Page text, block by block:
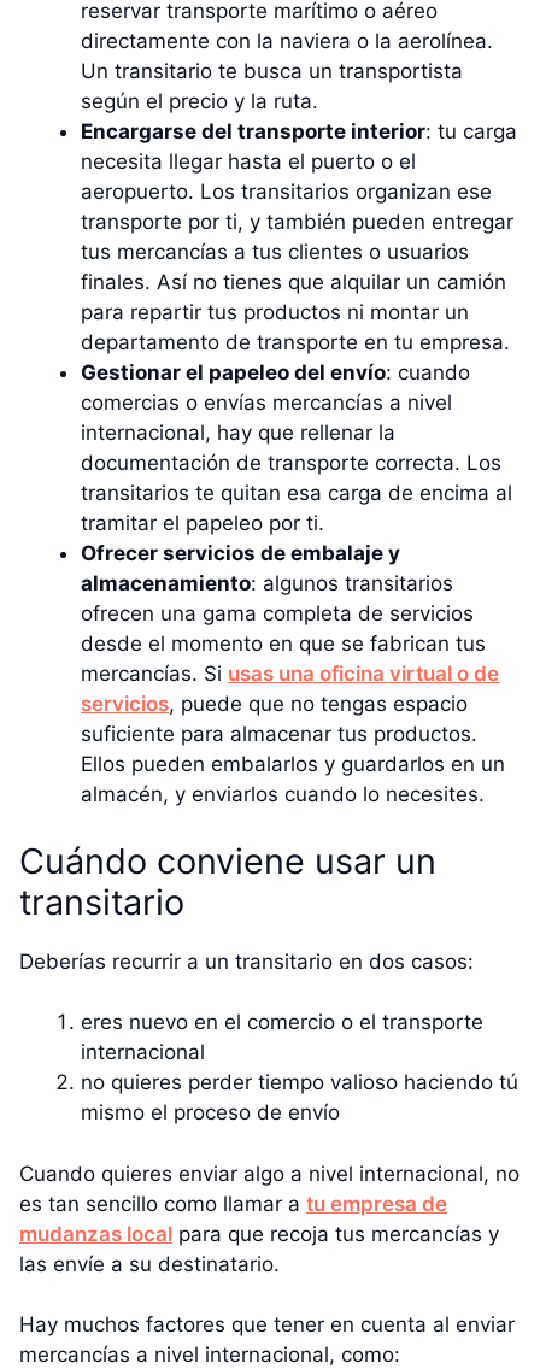
reservar transporte marítimo o aéreo
directamente con la naviera o la aerolínea.
Un transitario te busca un transportista
según el precio y la ruta.
Encargarse del transporte interior: tu carga
necesita llegar hasta el puerto o el
aeropuerto. Los transitarios organizan ese
transporte por ti, y también pueden entregar
tus mercancías a tus clientes o usuarios
finales. Así no tienes que alquilar un camión
para repartir tus productos ni montar un
departamento de transporte en tu empresa.
Gestionar el papeleo del envío: cuando
comercias o envías mercancías a nivel
internacional, hay que rellenar la
documentación de transporte correcta. Los
transitarios te quitan esa carga de encima al
tramitar el papeleo por ti.
Ofrecer servicios de embalaje y
almacenamiento: algunos transitarios
ofrecen una gama completa de servicios
desde el momento en que se fabrican tus
mercancías. Si usas una oficina virtual o de
servicios, puede que no tengas espacio
suficiente para almacenar tus productos.
Ellos pueden embalarlos y guardarlos en un
almacén, y enviarlos cuando lo necesites.
Cuándo conviene usar un
transitario
Deberías recurrir a un transitario en dos casos:
eres nuevo en el comercio o el transporte
internacional
no quieres perder tiempo valioso haciendo tú
mismo el proceso de envío
Cuando quieres enviar algo a nivel internacional, no
es tan sencillo como llamar a tu empresa de
mudanzas local para que recoja tus mercancías y
las envíe a su destinatario.
Hay muchos factores que tener en cuenta al enviar
mercancías a nivel internacional, como: